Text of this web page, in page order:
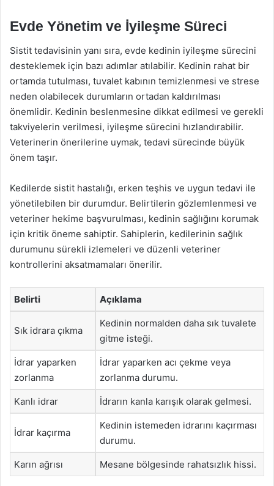
Evde Yönetim ve İyileşme Süreci
Sistit tedavisinin yanı sıra, evde kedinin iyileşme sürecini
desteklemek için bazı adımlar atılabilir. Kedinin rahat bir
ortamda tutulması, tuvalet kabının temizlenmesi ve strese
neden olabilecek durumların ortadan kaldırılması
önemlidir. Kedinin beslenmesine dikkat edilmesi ve gerekli
takviyelerin verilmesi, iyileşme sürecini hızlandırabilir.
Veterinerin önerilerine uymak, tedavi sürecinde büyük
önem taşır.
Kedilerde sistit hastalığı, erken teşhis ve uygun tedavi ile
yönetilebilen bir durumdur. Belirtilerin gözlemlenmesi ve
veteriner hekime başvurulması, kedinin sağlığını korumak
için kritik öneme sahiptir. Sahiplerin, kedilerinin sağlık
durumunu sürekli izlemeleri ve düzenli veteriner
kontrollerini aksatmamaları önerilir.
Belirti Açıklama
Sık idrara çıkma
Kedinin normalden daha sık tuvalete
gitme isteği.
İdrar yaparken
zorlanma
İdrar yaparken acı çekme veya
zorlanma durumu.
Kanlı idrar İdrarın kanla karışık olarak gelmesi.
İdrar kaçırma
Kedinin istemeden idrarını kaçırması
durumu.
Karın ağrısı Mesane bölgesinde rahatsızlık hissi.